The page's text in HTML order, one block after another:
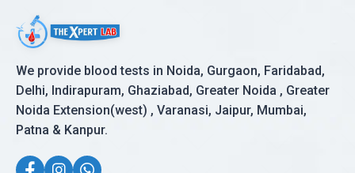
We provide blood tests in Noida, Gurgaon, Faridabad,
Delhi, Indirapuram, Ghaziabad, Greater Noida , Greater
Noida Extension(west) , Varanasi, Jaipur, Mumbai,
Patna & Kanpur.